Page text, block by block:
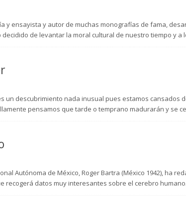
y ensayista y autor de muchas monografías de fama,
de levantar la moral cultural de nuestro tiempo y a
un descubrimiento nada inusual pues estamos cansados
pensamos que tarde o temprano madurarán y se
Autónoma de México, Roger Bartra (México 1942), ha
recogerá datos muy interesantes sobre el cerebro humano.